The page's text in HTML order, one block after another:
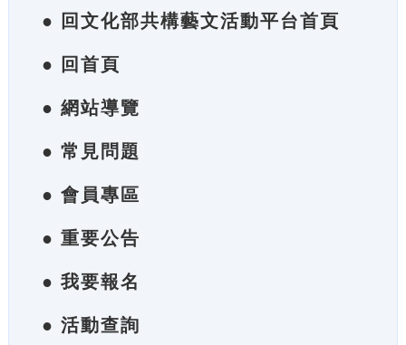
● 回文化部共構藝文活動平台首頁
● 回首頁
● 網站導覽
● 常見問題
● 會員專區
● 重要公告
● 我要報名
● 活動查詢